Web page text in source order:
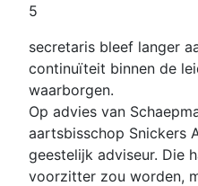
5
secretaris bleef langer
continuïteit binnen de
waarborgen.
Op advies van
aartsbisschop Snickers
geestelijk adviseur. Die
voorzitter zou worden,